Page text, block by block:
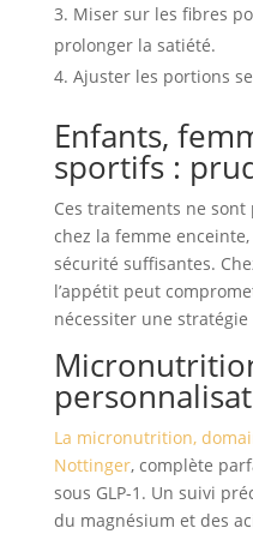
Miser sur les fibres
prolonger la satiété.
Ajuster les portions
Enfants,
sportifs :
Ces traitements ne sont
chez la femme
sécurité suffisantes.
l’appétit peut
nécessiter une
La micronutrition,
Nottinger, complète
sous GLP-1. Un suivi
du magnésium et des